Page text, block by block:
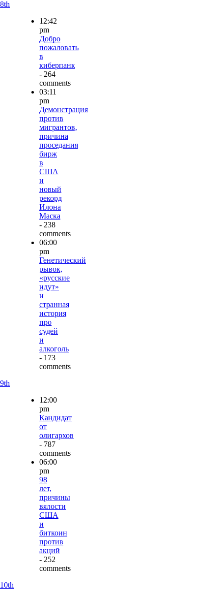
8th
12:42
pm
Добро
пожаловать
в
киберпанк
- 264
comments
03:11
pm
Демонстрация
против
мигрантов,
причина
проседания
бирж
в
США
и
новый
рекорд
Илона
Маска
- 238
comments
06:00
pm
Генетический
рывок,
«русские
идут»
и
странная
история
про
судей
и
алкоголь
- 173
comments
9th
12:00
pm
Кандидат
от
олигархов
- 787
comments
06:00
pm
98
лет,
причины
вялости
США
и
биткоин
против
акций
- 252
comments
10th